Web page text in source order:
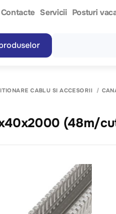
Contacte Servicii Posturi
CABLU SI ACCESORII
(48m/